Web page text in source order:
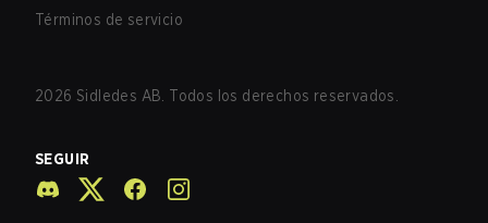
Términos de servicio
2026 Sidledes AB. Todos los derechos reservados.
SEGUIR